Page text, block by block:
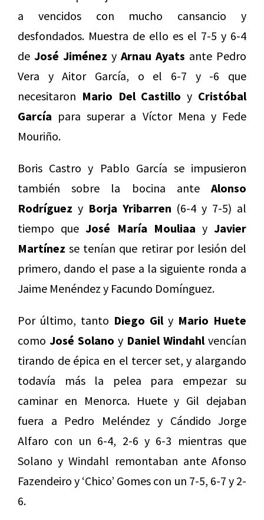
a vencidos con mucho cansancio y
desfondados. Muestra de ello es el 7-5 y 6-4
de José Jiménez y Arnau Ayats ante Pedro
Vera y Aitor García, o el 6-7 y -6 que
necesitaron Mario Del Castillo y Cristóbal
García para superar a Víctor Mena y Fede
Mouriño.
Boris Castro y Pablo García se impusieron
también sobre la bocina ante Alonso
Rodríguez y Borja Yribarren (6-4 y 7-5) al
tiempo queJosé María Mouliaa yJavier
Martínez se tenían que retirar por lesión del
primero, dando el pase a la siguiente ronda a
Jaime Menéndez y Facundo Domínguez.
Por último, tanto Diego Gil y Mario Huete
como José Solano y Daniel Windahl vencían
tirando de épica en el tercer set, y alargando
todavía más la pelea para empezar su
caminar en Menorca. Huete y Gil dejaban
fuera a Pedro Meléndez y Cándido Jorge
Alfaro con un 6-4, 2-6 y 6-3 mientras que
Solano y Windahl remontaban ante Afonso
Fazendeiro y ‘Chico’ Gomes con un 7-5, 6-7 y 2-
6.